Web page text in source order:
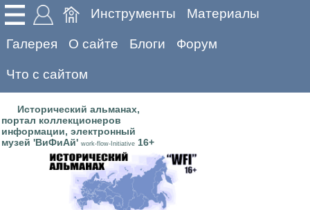
Инструменты Материалы
Галерея О сайте Блоги Форум
Что с сайтом
Исторический альманах,
портал коллекционеров
информации, электронный
музей 'ВиФиАй' work-flow-Initiative 16+